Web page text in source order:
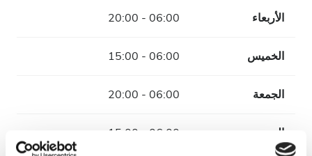
الأربعاء 06:00 - 20:00
الخميس 06:00 - 15:00
الجمعة 06:00 - 20:00
السبت 06:00 - 15:00